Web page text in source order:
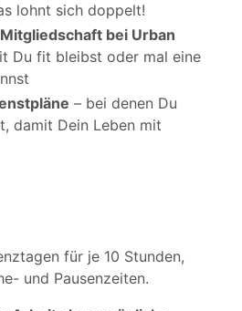
lohnt sich doppelt!
bei Urban
Du fit bleibst oder mal eine
– bei denen Du
damit Dein Leben mit
für je 10 Stunden,
und Pausenzeiten.